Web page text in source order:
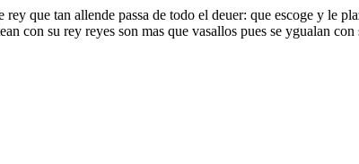
que tan allende passa de todo el deuer: que escoge y le
con su rey reyes son mas que vasallos pues se ygualan con